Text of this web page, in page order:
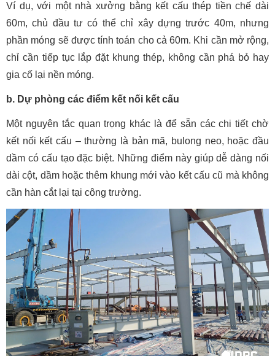
Ví dụ, với một nhà xưởng bằng kết cấu thép tiền chế dài
60m, chủ đầu tư có thể chỉ xây dựng trước 40m, nhưng
phần móng sẽ được tính toán cho cả 60m. Khi cần mở rộng,
chỉ cần tiếp tục lắp đặt khung thép, không cần phá bỏ hay
gia cố lại nền móng.
b. Dự phòng các điểm kết nối kết cấu
Một nguyên tắc quan trọng khác là để sẵn các chi tiết chờ
kết nối kết cấu – thường là bản mã, bulong neo, hoặc đầu
dầm có cấu tạo đặc biệt. Những điểm này giúp dễ dàng nối
dài cột, dầm hoặc thêm khung mới vào kết cấu cũ mà không
cần hàn cắt lại tại công trường.